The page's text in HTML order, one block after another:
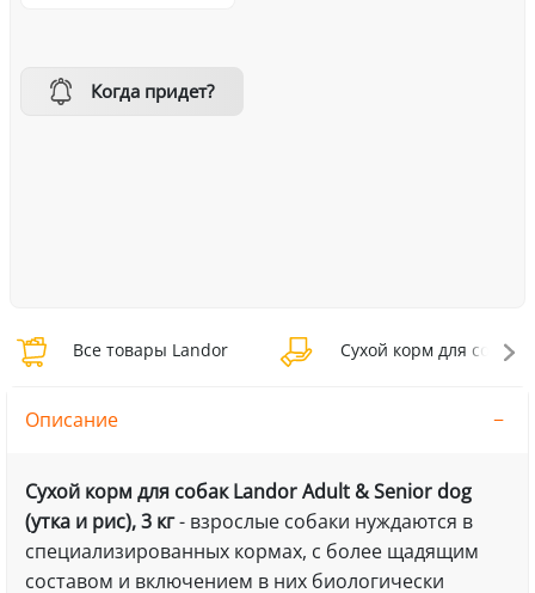
Когда придет?
Все товары Landor Сухой корм для собак
Описание
Сухой корм для собак Landor Adult & Senior dog
(утка и рис), 3 кг- взрослые собаки нуждаются в
специализированных кормах, с более щадящим
составом и включением в них биологически